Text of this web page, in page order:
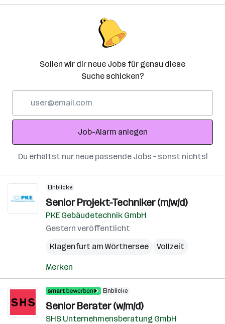
Sollen wir dir neue Jobs für genau diese
Suche schicken?
Adresse
Job-Alarm anlegen
Du erhältst nur neue passende Jobs – sonst nichts!
Einblicke
Senior Projekt-Techniker (m/w/d)
PKE Gebäudetechnik GmbH
Gestern veröffentlicht
Klagenfurt am Wörthersee
Vollzeit
Merken
Einblicke
Senior Berater (w/m/d)
SHS Unternehmensberatung GmbH